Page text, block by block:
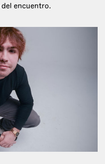
encuentro.